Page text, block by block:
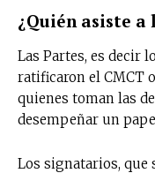
¿Quién asiste a
Las Partes, es decir
ratificaron el CMCT
quienes toman las
desempeñar un
Los signatarios, que